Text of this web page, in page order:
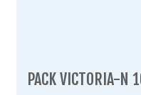
PACK VICTORIA-N